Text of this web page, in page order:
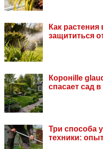
Как
защититься
Коронille
спасает сад
Три способа
техники: